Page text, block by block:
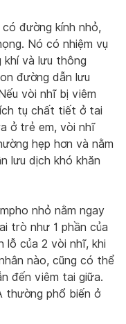
đường kính nhỏ,
Nó có nhiệm vụ
và lưu thông
đường dẫn lưu
vòi nhĩ bị viêm
tụ chất tiết ở tai
ở trẻ em, vòi nhĩ
hẹp hơn và nằm
lưu dịch khó khăn
nhỏ nằm ngay
trò như 1 phần của
lỗ của 2 vòi nhĩ, khi
nào, cũng có thể
đến viêm tai giữa.
thường phổ biến ở